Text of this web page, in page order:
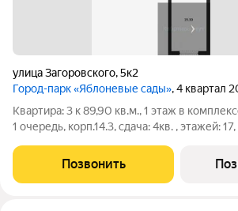
улица Загоровского,5к2
Город-парк «Яблоневые сады», 4 квартал
Квартира: 3 к 89,90 кв.м., 1 этаж в
1 очередь, корп.14.3, сдача: 4кв. , этажей:
Позвонить